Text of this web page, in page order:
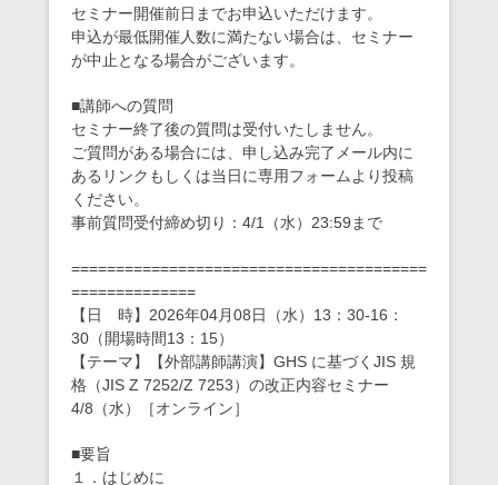
セミナー開催前日までお申込いただけます。
申込が最低開催人数に満たない場合は、セミナー
が中止となる場合がございます。
■講師への質問
セミナー終了後の質問は受付いたしません。
ご質問がある場合には、申し込み完了メール内に
あるリンクもしくは当日に専用フォームより投稿
ください。
事前質問受付締め切り：4/1（水）23:59まで
========================================
==============
【日 時】2026年04月08日（水）13：30-16：
30（開場時間13：15）
【テーマ】【外部講師講演】GHS に基づくJIS 規
格（JIS Z 7252/Z 7253）の改正内容セミナー
4/8（水）［オンライン］
■要旨
１．はじめに